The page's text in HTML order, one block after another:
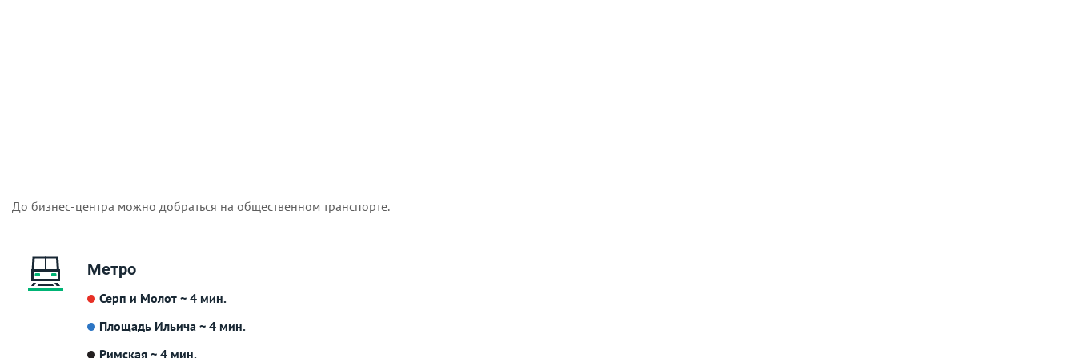
До бизнес-центра можно добраться на общественном транспорте.
Метро
Серп и Молот ~ 4 мин.
Площадь Ильича ~ 4 мин.
Римская ~ 4 мин.